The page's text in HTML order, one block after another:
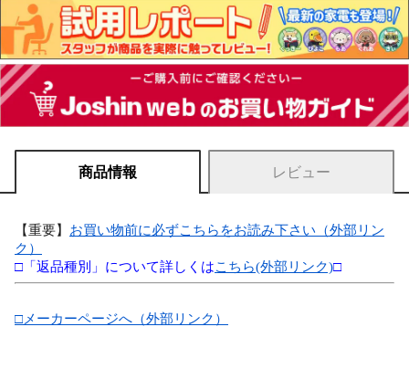
商品情報 レビュー
【重要】 お買い物前に必ずこちらをお読み下さい（外部リン
ク）
□「返品種別」について詳しくはこちら(外部リンク)□
□メーカーページへ（外部リンク）